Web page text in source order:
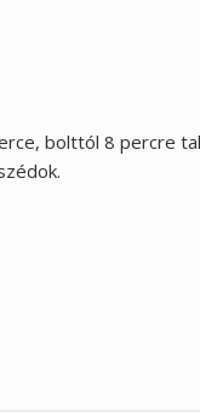
bolttól 8 percre